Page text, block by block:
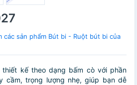
các sản phẩm Bút bi - Ruột bút bi của
kế theo dạng bấm cò với phần
cầm, trọng lượng nhẹ, giúp bạn dễ